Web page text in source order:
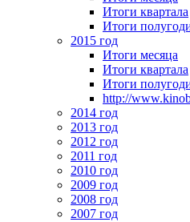
Итоги квартала
Итоги
2015 год
Итоги месяца
Итоги квартала
Итоги
http://
2014 год
2013 год
2012 год
2011 год
2010 год
2009 год
2008 год
2007 год